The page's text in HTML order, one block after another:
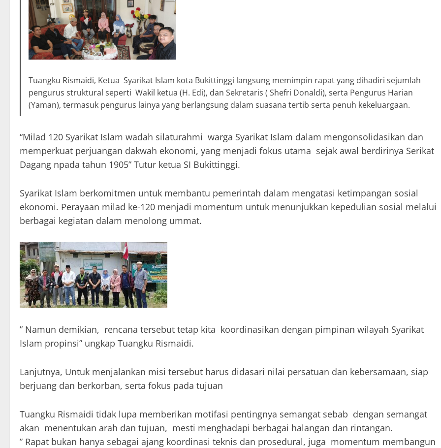
Tuangku Rismaidi, Ketua Syarikat Islam kota Bukittinggi langsung memimpin rapat yang dihadiri sejumlah
pengurus struktural seperti Wakil ketua (H. Edi), dan Sekretaris ( Shefri Donaldi), serta Pengurus Harian
(Yaman), termasuk pengurus lainya yang berlangsung dalam suasana tertib serta penuh kekeluargaan.
“Milad 120 Syarikat Islam wadah silaturahmi warga Syarikat Islam dalam mengonsolidasikan dan
memperkuat perjuangan dakwah ekonomi, yang menjadi fokus utama sejak awal berdirinya Serikat
Dagang npada tahun 1905” Tutur ketua SI Bukittinggi.
​Syarikat Islam berkomitmen untuk membantu pemerintah dalam mengatasi ketimpangan sosial
ekonomi. Perayaan milad ke-120 menjadi momentum untuk menunjukkan kepedulian sosial melalui
berbagai kegiatan dalam menolong ummat.
” Namun demikian, rencana tersebut tetap kita koordinasikan dengan pimpinan wilayah Syarikat
Islam propinsi” ungkap Tuangku Rismaidi.
Lanjutnya, Untuk menjalankan misi tersebut harus didasari nilai persatuan dan kebersamaan, siap
berjuang dan berkorban, serta fokus pada tujuan
Tuangku Rismaidi tidak lupa memberikan motifasi pentingnya semangat sebab dengan semangat
akan menentukan arah dan tujuan, mesti menghadapi berbagai halangan dan rintangan.
” Rapat bukan hanya sebagai ajang koordinasi teknis dan prosedural, juga momentum membangun